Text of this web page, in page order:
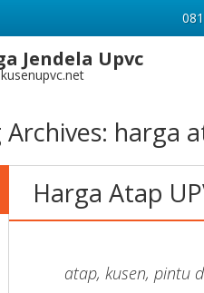
Jendela Upvc
Archives: harga
Harga Atap
atap, kusen, pintu